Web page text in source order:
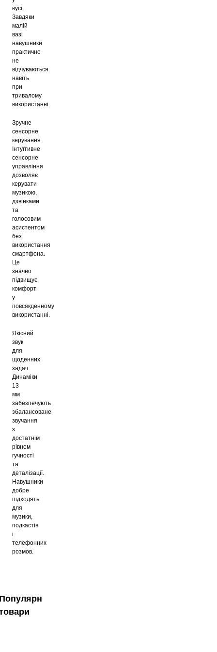
вусі.
Завдяки
малій
вазі
навушники
практично
не
відчуваються
навіть
при
тривалому
використанні.
Зручне
сенсорне
керування
Інтуїтивне
сенсорне
управління
дозволяє
керувати
музикою,
дзвінками
та
голосовим
асистентом
без
використання
смартфона.
Це
значно
підвищує
комфорт
у
повсякденному
використанні.
Якісний
звук
для
щоденних
задач
Динаміки
13
мм
забезпечують
збалансоване
звучання
з
достатнім
рівнем
гучності
та
деталізації.
Навушники
добре
підходять
для
музики,
подкастів
і
телефонних
розмов.